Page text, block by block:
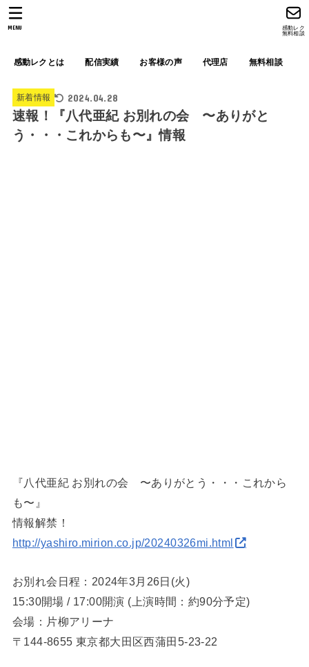
感動レクとは 配信実績 お客様の声 代理店 無料相談
感動レク
無料相談
MENU
新着情報 2024.04.28
速報！『八代亜紀 お別れの会 〜ありがと
う・・・これからも〜』情報
『八代亜紀 お別れの会 〜ありがとう・・・これから
も〜』
情報解禁！
http://yashiro.mirion.co.jp/20240326mi.html
お別れ会日程：2024年3月26日(火)
15:30開場 / 17:00開演 (上演時間：約90分予定)
会場：片柳アリーナ
〒144-8655 東京都大田区西蒲田5-23-22